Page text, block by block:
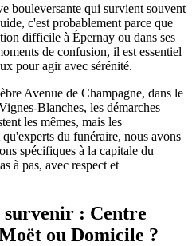
bouleversante qui survient souvent
c'est probablement parce que
difficile à Épernay ou dans ses
de confusion, il est essentiel
pour agir avec sérénité.
Avenue de Champagne, dans le
Blanches, les démarches
les mêmes, mais les
du funéraire, nous avons
spécifiques à la capitale du
à pas, avec respect et
survenir : Centre
ou Domicile ?